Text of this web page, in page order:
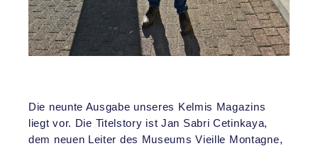
Die neunte Ausgabe unseres Kelmis Magazins
liegt vor. Die Titelstory ist Jan Sabri Cetinkaya,
dem neuen Leiter des Museums Vieille Montagne,